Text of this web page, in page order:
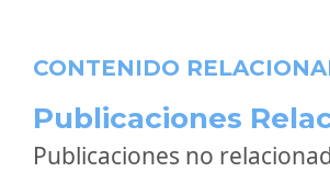
CONTENIDO
Publicaciones
Publicaciones no